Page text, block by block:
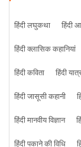
हिंदी लघुकथा हिंदी
हिंदी क्लासिक कहानियां
हिंदी कविता
हिंदी
हिंदी जासूसी कहानी
हिंदी मानवीय विज्ञान
हिंदी पकाने की विधि